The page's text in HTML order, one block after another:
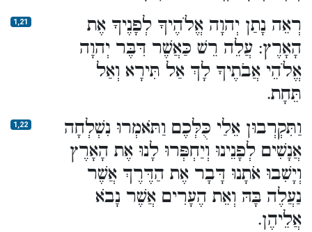
1,21
רְאֵה נָתַן יְהוָה אֱלֹהֶיךָ לְפָנֶיךָ אֶת
הָאָרֶץ: עֲלֵה רֵשׁ כַּאֲשֶׁר דִּבֶּר יְהוָה
אֱלֹהֵי אֲבֹתֶיךָ לָךְ אַל תִּירָא וְאַל
תֵּחָת.
1,22
וַתִּקְרְבוּן אֵלַי כֻּלְּכֶם וַתֹּאמְרוּ נִשְׁלְחָה
אֲנָשִׁים לְפָנֵינוּ וְיַחְפְּרוּ לָנוּ אֶת הָאָרֶץ
וְיָשִׁבוּ אֹתָנוּ דָּבָר אֶת הַדֶּרֶךְ אֲשֶׁר
נַעֲלֶה בָּהּ וְאֵת הֶעָרִים אֲשֶׁר נָבֹא
אֲלֵיהֶן.